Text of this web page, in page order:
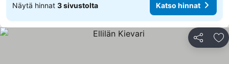
Näytä hinnat 3 sivustolta Katso hinnat
Jaa